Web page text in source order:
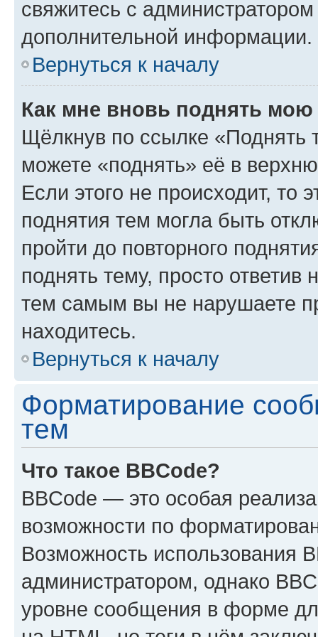
свяжитесь с
дополнительной информации.
Вернуться к началу
Как мне вновь поднять мою
Щёлкнув по ссылке «Поднять
можете «поднять» её в
Если этого не происходит, то
поднятия тем могла быть
пройти до повторного
поднять тему, просто ответив
тем самым вы не нарушаете
находитесь.
Вернуться к началу
Форматирование
тем
Что такое BBCode?
BBCode — это особая
возможности по
Возможность использования
администратором, однако
уровне сообщения в форме